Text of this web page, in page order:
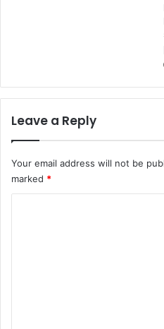
Leave a Reply
Your email address will not be
marked *